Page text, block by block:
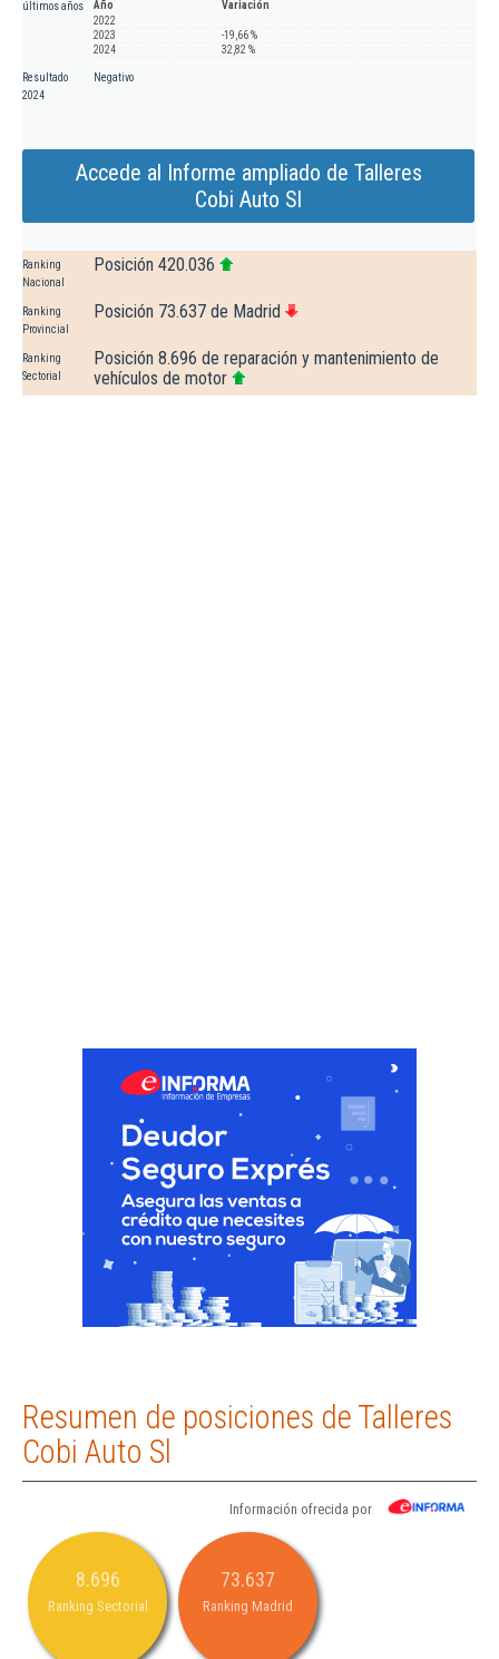
últimos años
Año
Variación
2022
2023
-19,66 %
2024
32,82 %
Resultado
2024
Negativo
Accede al Informe ampliado de Talleres
Cobi Auto Sl
Ranking
Nacional
Posición 420.036
Ranking
Provincial
Posición 73.637 de Madrid
Ranking
Sectorial
Posición 8.696 de reparación y mantenimiento de
vehículos de motor
Resumen de posiciones de Talleres
Cobi Auto Sl
Información ofrecida por
8.696
Ranking Sectorial
73.637
Ranking Madrid